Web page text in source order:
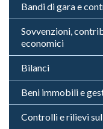
Bandi di gara e
Sovvenzioni,
economici
Bilanci
Beni immobili e
Controlli e rilievi